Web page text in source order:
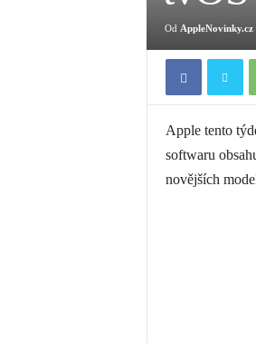
Od
Apple tento
softwaru
novějších